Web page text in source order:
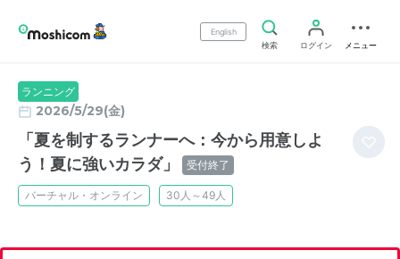
English
検索
ログイン メニュー
ランニング
2026/5/29(金)
「夏を制するランナーへ：今から用意しよ
う！夏に強いカラダ」
受付終了
バーチャル・オンライン 30人～49人